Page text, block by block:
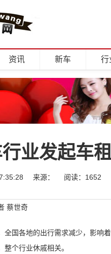
资讯 新车 行
行业发起车
来源： 阅读：1652
蔡世奇
全国各地的出行需求减少，影响
整个行业休戚相关。